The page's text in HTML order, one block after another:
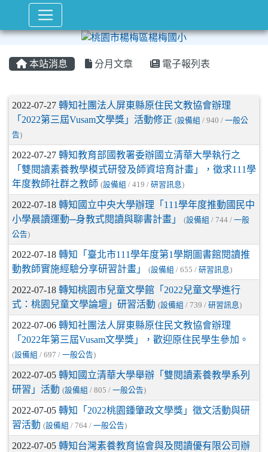
本站消息 分月文章 電子報列表
文章列表
2022-07-27 轉知社團法人屏東縣原住民文教協會辦理
「2022第三屆Vusam文學獎」活動修正 (設備組 / 940 / 一般公
告)
2022-07-27 轉知教育部國教署委辦國立清華大學執行之
「雙閱讀素養教學模式研發及師資培育計畫」，徵求111學
年度教師社群之教師 (設備組 / 419 / 研習訊息)
2022-07-18 轉知國立中央大學辦理「111學年度推動國民中
小學晨讀運動─身教式閱讀與聊書計畫」
(設備組 / 744 / 一般
公告)
2022-07-18 轉知「臺北市111學年度第1學期圖書館閱讀推
動教師實施經驗分享研習計畫」
(設備組 / 655 / 研習訊息)
2022-07-18 轉知桃園市兒童文學館「2022兒童文學進行
式：桃園兒童文學論壇」研習活動 (設備組 / 739 / 研習訊息)
2022-07-06 轉知社團法人屏東縣原住民文教協會辦理
「2022年第三屆Vusam文學獎」，歡迎原住民學生參加。
(設備組 / 697 / 一般公告)
2022-07-05 轉知國立清華大學舉辦「雙閱讀素養教學系列
研習」活動 (設備組 / 805 / 一般公告)
2022-07-05 轉知「2022桃園鍾肇政文學獎」徵文活動與研
習活動 (設備組 / 764 / 一般公告)
2022-07-05 轉知台灣素養教育協會與及閱讀優有限公司辦